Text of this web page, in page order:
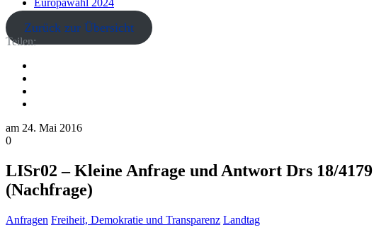
Europawahl 2024
Zurück zur Übersicht
Teilen:
am 24. Mai 2016
0
LISr02 – Kleine Anfrage und Antwort Drs 18/
(Nachfrage)
Anfragen Freiheit, Demokratie und Transparenz Landtag